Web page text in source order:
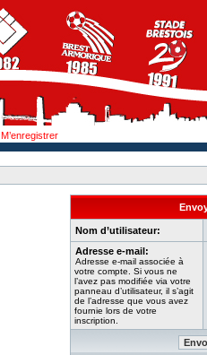
M’enregistrer
Nom d’utilisateur:
Adresse e-mail:
Adresse e-mail associée à
votre compte. Si vous ne
l’avez pas modifiée via votre
panneau d’utilisateur, il s’agit
de l’adresse que vous avez
fournie lors de votre
inscription.